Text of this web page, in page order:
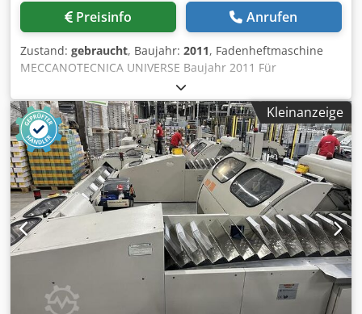
Preisinfo Anrufen
Zustand: gebraucht, Baujahr: 2011, Fadenheftmaschine
MECCANOTECNICA UNIVERSE Baujahr 2011 Für
hochqualitative Digital-Druck Weiterverarbeitung. Die
UNIVERSE SEWING führt 3 Arbeitsgänge im Standard-
Modus durch: Zuführung der Planobogen, Rillen, Falzen
und Zusammentragen sowie Heftung. Ausstattung: •
Planobogenanleger • PC Siemens mit Touchscreen •
GigaLynx Lagenerkennung • Falz und Sammelstation •
Fadenheftmaschine • Bandauslage (Zählerstand ca.
9.700.000 Mio. Heftungen) Technische Spezifikationen:
Laufleistung Planobogenanleger: bis zu 300
Planobogen(A4)/min Mechanische Heftgeschwindigkeit: bis
zu 50 Falzbogen/min Format Planobogen max.: 420 x 640
mm Format Planobogen min.: 150 x 200 mm Format
Falzbogen max.: 420 x 320 mm Format Falzbogen min.: 150
x 100 mm Anzahl Heftstiche max.: 10 Dedpfsx Sybfjx Ag
Kleinanzeige